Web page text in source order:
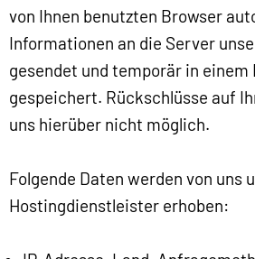
von Ihnen benutzten Browser
Informationen an die Server
gesendet und temporär in einem
gespeichert. Rückschlüsse auf
uns hierüber nicht möglich.
Folgende Daten werden von uns
Hostingdienstleister erhoben: